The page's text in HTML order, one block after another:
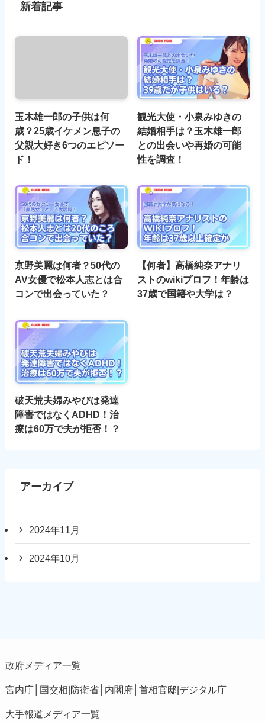
新着記事
玉木雄一郎の子供は何
歳？25歳イケメン息子の
父親大好き6つのエピソー
ド！
観光大使・小泉みゆきの
結婚相手は？玉木雄一郎
との出会いや再婚の可能
性を調査！
京野美麗は何者？50代の
AV女優で松本人志とは合
コンで出会っていた？
【何者】高橋純奈アナリ
ストのwikiプロフ！年齢は
37歳で国籍や大学は？
破天荒夫婦みやびは発達
障害ではなくADHD！治
療は60万で夫が拒否！？
アーカイブ
2024年11月
2024年10月
政府メディア一覧
宮内庁│ 国交相|防衛省│ 内閣府│ 首相官邸|デジタル庁
大手報道メディア一覧